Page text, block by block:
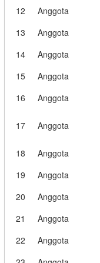
12
Anggota
13
Anggota
14
Anggota
15
Anggota
16
Anggota
17 Anggota
18 Anggota
19
Anggota
20
Anggota
21
Anggota
22
Anggota